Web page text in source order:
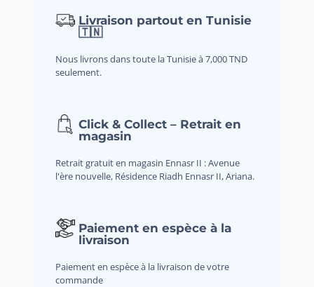
Livraison partout en Tunisie
🇹🇳
Nous livrons dans toute la Tunisie à 7,000 TND
seulement.
Click & Collect – Retrait en
magasin
Retrait gratuit en magasin Ennasr II : Avenue
l'ère nouvelle, Résidence Riadh Ennasr II, Ariana.
Paiement en espèce à la
livraison
Paiement en espèce à la livraison de votre
commande